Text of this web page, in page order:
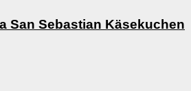
San Sebastian Käsekuchen